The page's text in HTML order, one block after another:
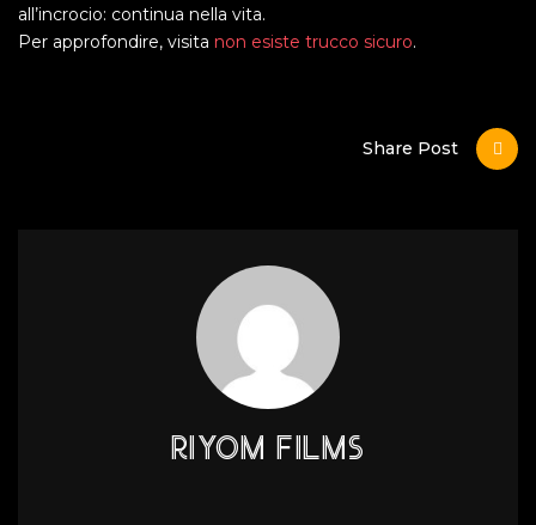
all’incrocio: continua nella vita.
Per approfondire, visita non esiste trucco sicuro.
Share Post
RIYOM FILMS